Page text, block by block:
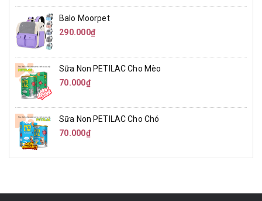
Balo Moorpet
290.000₫
Sữa Non PETILAC Cho Mèo
70.000₫
Sữa Non PETILAC Cho Chó
70.000₫